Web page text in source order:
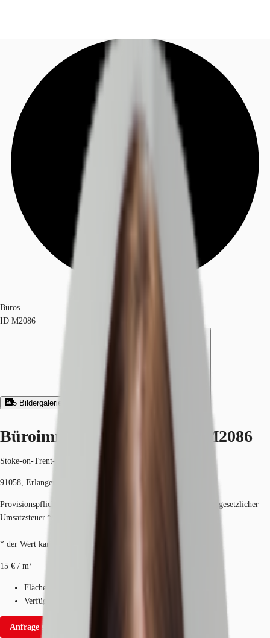
Investieren
Marktinformationen
Ihre Ansprechpartner
Jetzt anrufen Kontaktieren Sie uns
Büros
ID M2086
5 Bildergalerie
Grundriss
Büroimmobilie - Erlangen - M2086
Stoke-on-Trent-Straße 5
91058, Erlangen, Bayern
Provisionspflichtig: bei Anmietung 3 Netto-Monatsmieten zzgl. gesetzlicher
Umsatzsteuer.*
* der Wert kann je nach Vertragslaufzeit variieren.
15 € / m²
Fläche
Verfügbarkeit
Anfrage senden